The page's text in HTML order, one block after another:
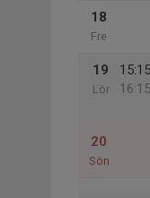
18
Fre
19
Lör
15:15
16:15
20
Sön